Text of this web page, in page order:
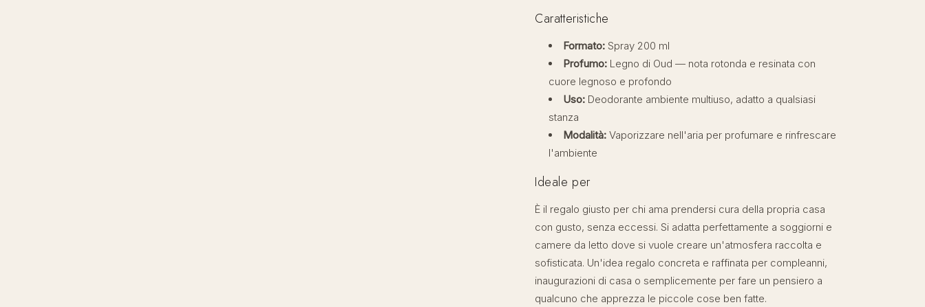
Caratteristiche
Formato: Spray 200 ml
Profumo: Legno di Oud — nota rotonda e resinata con
cuore legnoso e profondo
Uso: Deodorante ambiente multiuso, adatto a qualsiasi
stanza
Modalità: Vaporizzare nell'aria per profumare e rinfrescare
l'ambiente
Ideale per
È il regalo giusto per chi ama prendersi cura della propria casa
con gusto, senza eccessi. Si adatta perfettamente a soggiorni e
camere da letto dove si vuole creare un'atmosfera raccolta e
sofisticata. Un'idea regalo concreta e raffinata per compleanni,
inaugurazioni di casa o semplicemente per fare un pensiero a
qualcuno che apprezza le piccole cose ben fatte.